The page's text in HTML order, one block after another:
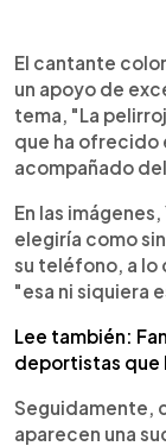
El cantante
un apoyo de
tema, "La
que ha ofrecido
acompañado
En las
elegiría como
su teléfono, a
"esa ni siquiera
Lee también:
deportistas que
Seguidamente,
aparecen una